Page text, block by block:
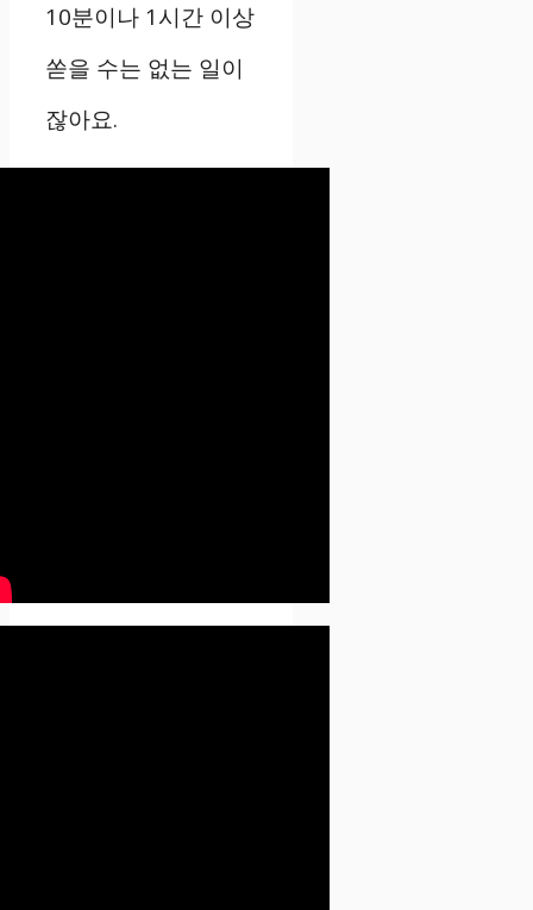
10분이나 1시간 이상
쏟을 수는 없는 일이
잖아요.